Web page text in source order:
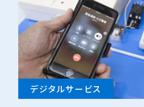
デジタルサービス